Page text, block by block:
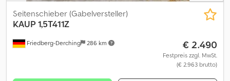
Friedberg-Derching 286 km
Seitenschieber (Gabelversteller)
KAUP 1,5T411Z
€ 2.490
Festpreis zzgl. MwSt.
(€ 2.963 brutto)